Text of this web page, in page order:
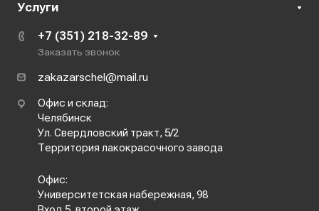
Услуги
+7 (351) 218-32-89
Заказать звонок
zakazarschel@mail.ru
Офис и склад:
Челябинск
Ул. Свердловский тракт, 5/2
Территория лакокрасочного завода
Офис:
Университетская набережная, 98